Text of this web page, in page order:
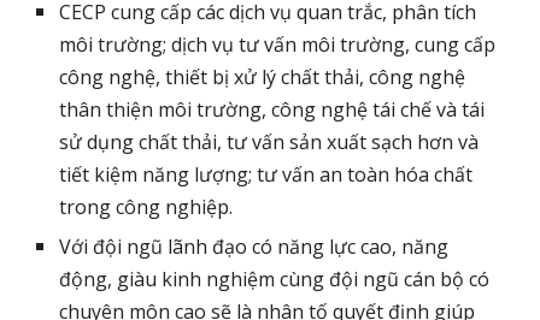
CECP cung cấp các dịch vụ quan trắc, phân tích
môi trường; dịch vụ tư vấn môi trường, cung cấp
công nghệ, thiết bị xử lý chất thải, công nghệ
thân thiện môi trường, công nghệ tái chế và tái
sử dụng chất thải, tư vấn sản xuất sạch hơn và
tiết kiệm năng lượng; tư vấn an toàn hóa chất
trong công nghiệp.
Với đội ngũ lãnh đạo có năng lực cao, năng
động, giàu kinh nghiệm cùng đội ngũ cán bộ có
chuyên môn cao sẽ là nhân tố quyết định giúp